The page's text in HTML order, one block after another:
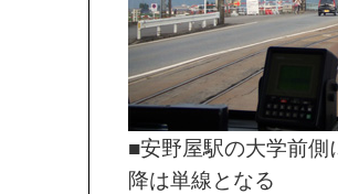
■安野屋駅の大学前
降は単線となる